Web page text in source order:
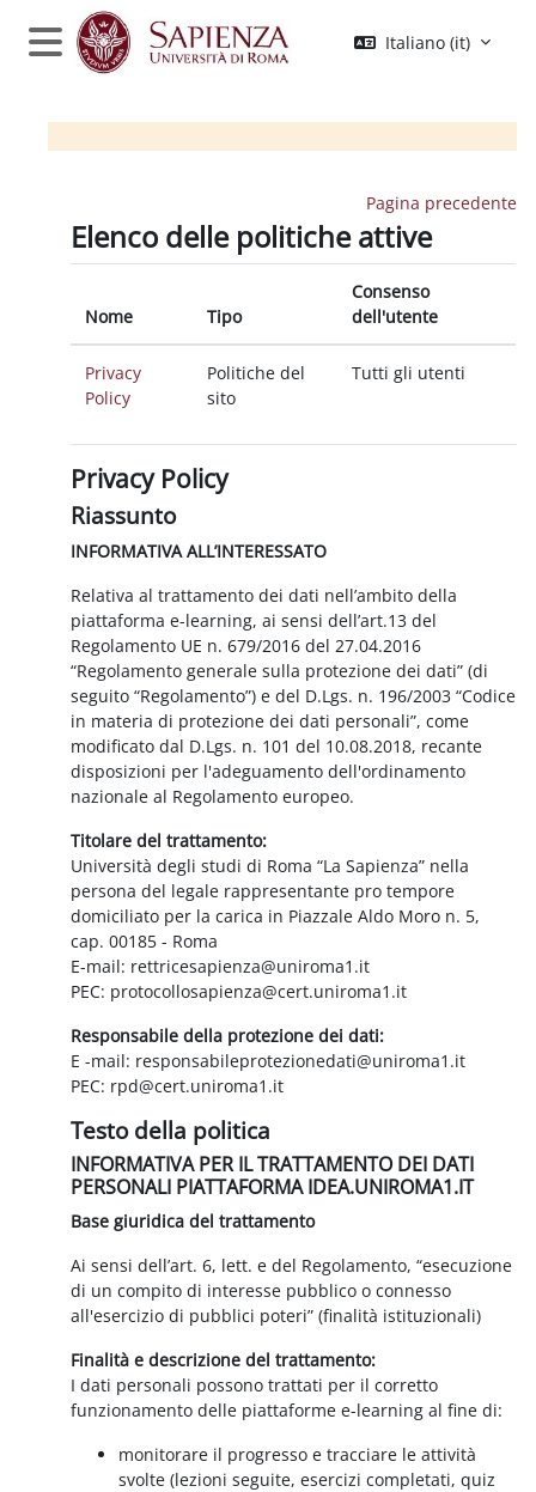
Vai al contenuto principale
Pannello laterale
Italiano ‎(it)‎
Pagina precedente
Elenco delle politiche attive
Nome Tipo
Consenso
dell'utente
Privacy
Policy
Politiche del
sito
Tutti gli utenti
Privacy Policy
Riassunto
INFORMATIVA ALL’INTERESSATO
Relativa al trattamento dei dati nell’ambito della
piattaforma e-learning, ai sensi dell’art.13 del
Regolamento UE n. 679/2016 del 27.04.2016
“Regolamento generale sulla protezione dei dati” (di
seguito “Regolamento”) e del D.Lgs. n. 196/2003 “Codice
in materia di protezione dei dati personali”, come
modificato dal D.Lgs. n. 101 del 10.08.2018, recante
disposizioni per l'adeguamento dell'ordinamento
nazionale al Regolamento europeo.
Titolare del trattamento:
Università degli studi di Roma “La Sapienza” nella
persona del legale rappresentante pro tempore
domiciliato per la carica in Piazzale Aldo Moro n. 5,
cap. 00185 - Roma
E-mail: rettricesapienza@uniroma1.it
PEC: protocollosapienza@cert.uniroma1.it
Responsabile della protezione dei dati:
E -mail: responsabileprotezionedati@uniroma1.it
PEC: rpd@cert.uniroma1.it
Testo della politica
INFORMATIVA PER IL TRATTAMENTO DEI DATI
PERSONALI PIATTAFORMA IDEA.UNIROMA1.IT
Base giuridica del trattamento
Ai sensi dell’art. 6, lett. e del Regolamento, “esecuzione
di un compito di interesse pubblico o connesso
all'esercizio di pubblici poteri” (finalità istituzionali)
Finalità e descrizione del trattamento:
I dati personali possono trattati per il corretto
funzionamento delle piattaforme e-learning al fine di:
monitorare il progresso e tracciare le attività
svolte (lezioni seguite, esercizi completati, quiz